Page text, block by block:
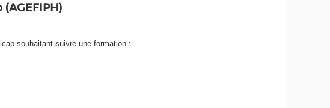
souhaitant suivre une formation :​